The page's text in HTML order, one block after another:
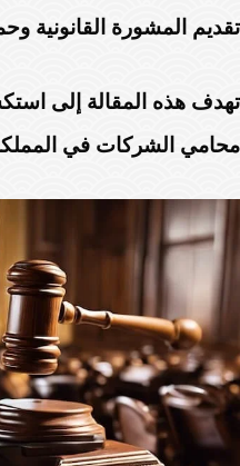
تقديم المشورة القانونية
تهدف هذه المقالة إلى
محامي الشركات في المملكة